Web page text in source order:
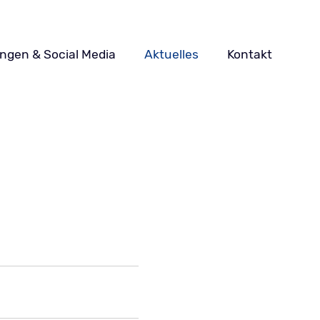
& Social Media Aktuelles Kontakt